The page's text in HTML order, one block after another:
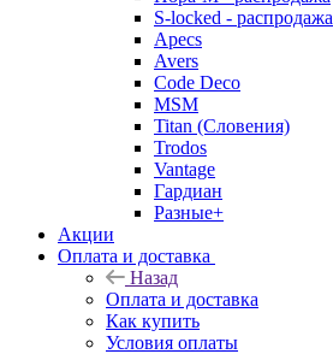
S-locked - распродажа
Apecs
Avers
Code Deco
MSM
Titan (Словения)
Trodos
Vantage
Гардиан
Разные+
Акции
Оплата и доставка
Назад
Оплата и доставка
Как купить
Условия оплаты